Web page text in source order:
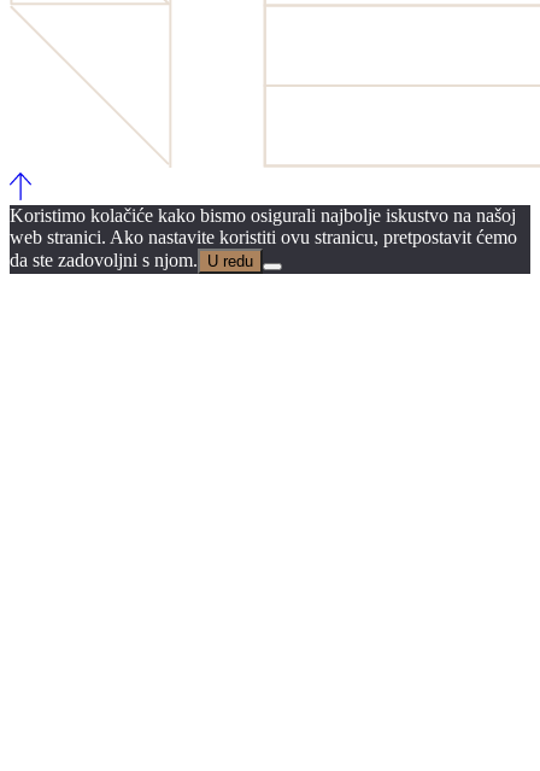
Koristimo kolačiće kako bismo osigurali najbolje iskustvo na našoj
web stranici. Ako nastavite koristiti ovu stranicu, pretpostavit ćemo
da ste zadovoljni s njom.
U redu